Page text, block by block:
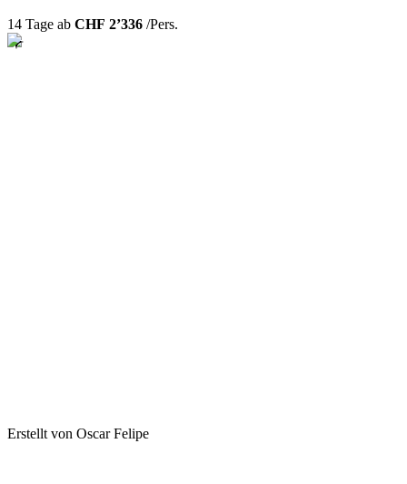
14 Tage ab CHF 2’336 /Pers.
Erstellt von Oscar Felipe